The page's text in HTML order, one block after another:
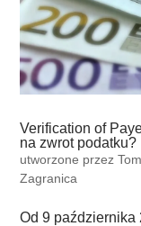
Verification of
na zwrot podatku?
utworzone przez
Zagranica
Od 9 października